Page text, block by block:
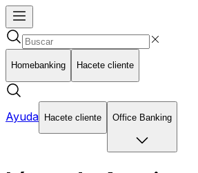
Homebanking Hacete cliente
Ayuda Hacete cliente Office Banking